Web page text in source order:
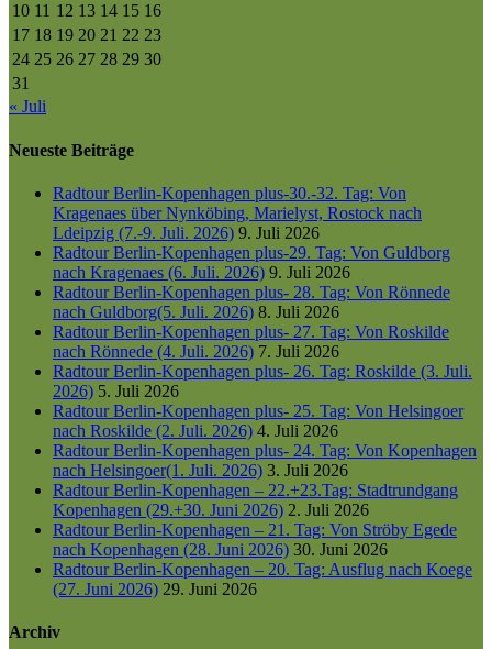
10 11 12 13 14 15 16
17 18 19 20 21 22 23
24 25 26 27 28 29 30
31
« Juli
Neueste Beiträge
Radtour Berlin-Kopenhagen plus-30.-32. Tag: Von
Kragenaes über Nynköbing, Marielyst, Rostock nach
Ldeipzig (7.-9. Juli. 2026) 9. Juli 2026
Radtour Berlin-Kopenhagen plus-29. Tag: Von Guldborg
nach Kragenaes (6. Juli. 2026) 9. Juli 2026
Radtour Berlin-Kopenhagen plus- 28. Tag: Von Rönnede
nach Guldborg(5. Juli. 2026) 8. Juli 2026
Radtour Berlin-Kopenhagen plus- 27. Tag: Von Roskilde
nach Rönnede (4. Juli. 2026) 7. Juli 2026
Radtour Berlin-Kopenhagen plus- 26. Tag: Roskilde (3. Juli.
2026) 5. Juli 2026
Radtour Berlin-Kopenhagen plus- 25. Tag: Von Helsingoer
nach Roskilde (2. Juli. 2026) 4. Juli 2026
Radtour Berlin-Kopenhagen plus- 24. Tag: Von Kopenhagen
nach Helsingoer(1. Juli. 2026) 3. Juli 2026
Radtour Berlin-Kopenhagen – 22.+23.Tag: Stadtrundgang
Kopenhagen (29.+30. Juni 2026) 2. Juli 2026
Radtour Berlin-Kopenhagen – 21. Tag: Von Ströby Egede
nach Kopenhagen (28. Juni 2026) 30. Juni 2026
Radtour Berlin-Kopenhagen – 20. Tag: Ausflug nach Koege
(27. Juni 2026) 29. Juni 2026
Archiv